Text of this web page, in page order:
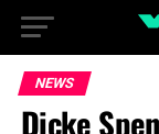
NEWS
Dicke